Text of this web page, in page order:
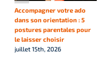
Accompagner votre ado
dans son orientation : 5
postures parentales pour
le laisser choisir
juillet 15th, 2026